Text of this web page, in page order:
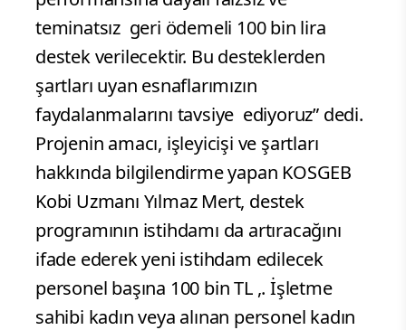
teminatsız geri ödemeli 100 bin lira
destek verilecektir. Bu desteklerden
şartları uyan esnaflarımızın
faydalanmalarını tavsiye ediyoruz” dedi.
Projenin amacı, işleyicişi ve şartları
hakkında bilgilendirme yapan KOSGEB
Kobi Uzmanı Yılmaz Mert, destek
programının istihdamı da artıracağını
ifade ederek yeni istihdam edilecek
personel başına 100 bin TL ,. İşletme
sahibi kadın veya alınan personel kadın